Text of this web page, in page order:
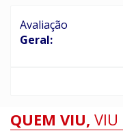
Avaliação
Geral:
QUEM VIU, VIU